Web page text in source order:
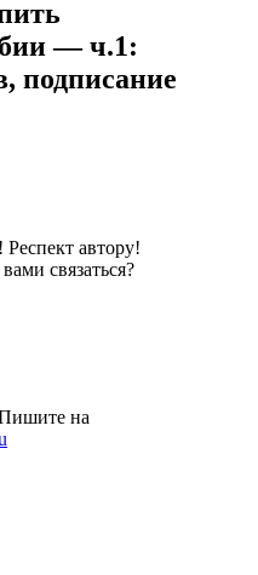
— ч.1:
подписание
автору!
связаться?
на